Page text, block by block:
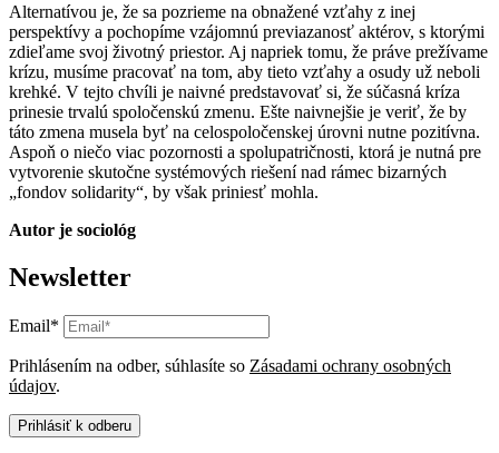
Alternatívou je, že sa pozrieme na obnažené vzťahy z inej
perspektívy a pochopíme vzájomnú previazanosť aktérov, s ktorými
zdieľame svoj životný priestor. Aj napriek tomu, že práve prežívame
krízu, musíme pracovať na tom, aby tieto vzťahy a osudy už neboli
krehké. V tejto chvíli je naivné predstavovať si, že súčasná kríza
prinesie trvalú spoločenskú zmenu. Ešte naivnejšie je veriť, že by
táto zmena musela byť na celospoločenskej úrovni nutne pozitívna.
Aspoň o niečo viac pozornosti a spolupatričnosti, ktorá je nutná pre
vytvorenie skutočne systémových riešení nad rámec bizarných
„fondov solidarity“, by však priniesť mohla.
Autor je sociológ
Newsletter
Email*
Prihlásením na odber, súhlasíte so Zásadami ochrany osobných
údajov.
Prihlásiť k odberu